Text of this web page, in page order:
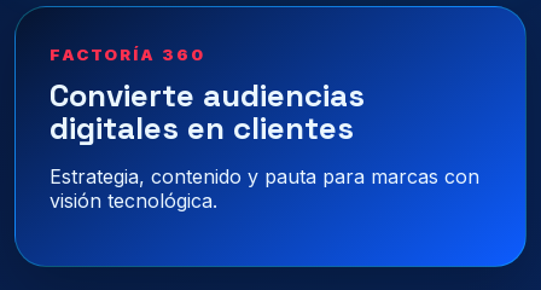
FACTORÍA 360
Convierte audiencias
digitales en clientes
Estrategia, contenido y pauta para marcas con
visión tecnológica.